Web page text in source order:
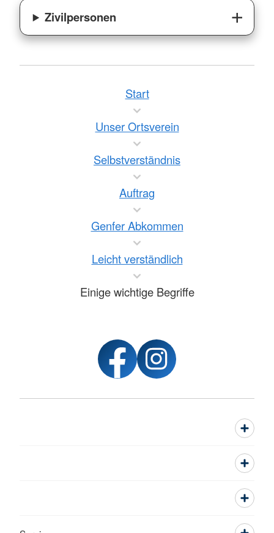
Zivilpersonen
Start
Unser Ortsverein
Selbstverständnis
Auftrag
Genfer Abkommen
Leicht verständlich
Einige wichtige Begriffe